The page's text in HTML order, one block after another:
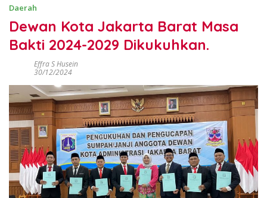
Daerah
Dewan Kota Jakarta Barat Masa
Bakti 2024-2029 Dikukuhkan.
Effra S Husein
30/12/2024